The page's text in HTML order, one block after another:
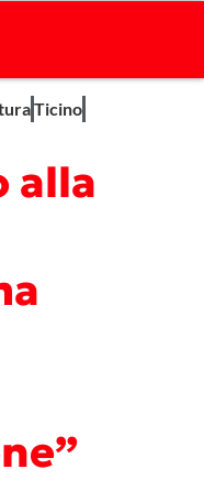
Ticino
alla